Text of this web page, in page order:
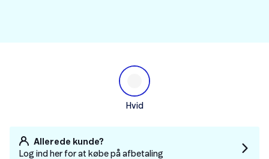
Hvid
Allerede kunde?
Log ind her for at købe på afbetaling